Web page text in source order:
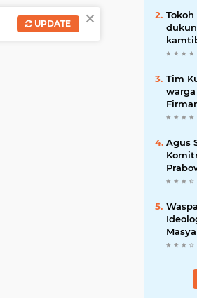
Tim
warga
S.H.,
atas
yang
Agus
Diajak
×
UPDATE